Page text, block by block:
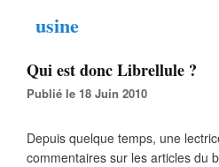
usine
Qui est donc Librellule ?
Publié le 18 Juin 2010
Depuis quelque temps, une
commentaires sur les articles du